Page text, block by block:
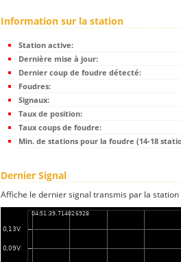
Information sur la station
Station active:
Dernière mise à jour:
Dernier coup de foudre détecté:
Foudres:
Signaux:
Taux de position:
Taux coups de foudre:
Min. de stations pour la foudre (14-18
Dernier Signal
Affiche le dernier signal transmis par la